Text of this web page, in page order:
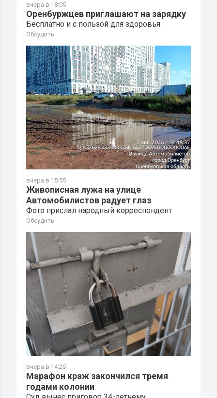
вчера в 18:05
Оренбуржцев приглашают на зарядку
Бесплатно и с пользой для здоровья
Обсудить
вчера в 15:55
Живописная лужа на улице
Автомобилистов радует глаз
Фото прислал народный корреспондент
Обсудить
вчера в 14:25
Марафон краж закончился тремя
годами колонии